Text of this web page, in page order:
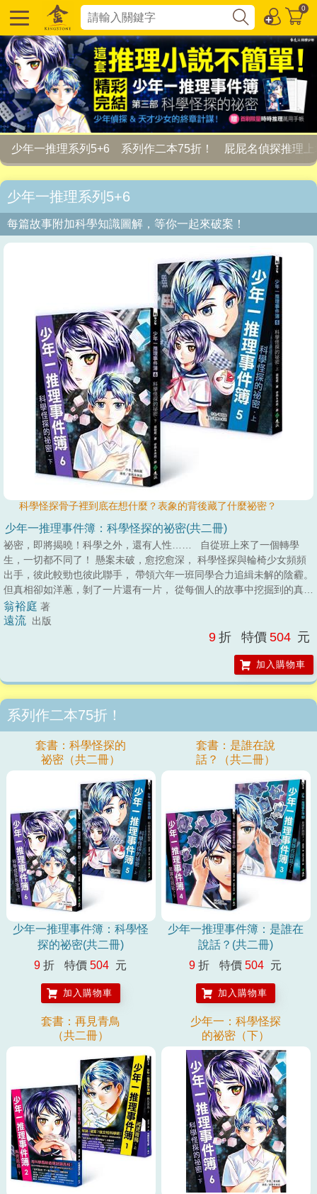
0
少年一推理系列5+6 系列作二本75折！ 屁屁名偵探推理
少年一推理系列5+6
每篇故事附加科學知識圖解，等你一起來破案！
科學怪探骨子裡到底在想什麼？表象的背後藏了什麼祕密？
少年一推理事件簿：科學怪探的祕密(共二冊)
祕密，即將揭曉！科學之外，還有人性…… 自從班上來了一個轉學
生，一切都不同了！ 懸案未破，愈挖愈深， 科學怪探與輪椅少女頻頻
出手，彼此較勁也彼此聯手， 帶領六年一班同學合力追緝未解的陰霾。
但真相卻如洋蔥，剝了一片還有一片， 從每個人的故事中挖掘到的真相
不停在變動。 而始終冷靜如一的黃宗一，身上的神祕感卻日漸深濃，
科學怪探骨子裡到底在想什麼？表象的背後藏了什麼祕密？ 故事轉折又
眼前！ ★ 每篇故事附加科學知識圖解，等你一起來破案！ 《少年一
片，形成獨特的閱讀經驗，讓讀者能在動腦推理的刺激中，連帶體悟科
學精神、學習科學知識，並跟著故事裡的角色成長。 故事以六年一班
的轉學生黃宗一為主角，此人個性有原則，是個「對稱控」兼「科學
狂」，也因為太有個性，初到新學校就引起眾人譁然。但他憑藉著優秀
的科學才能，破解了一個又一個各說各話的謎團、案件，形象也從目中
無人的白目，一躍而成有點帥又讓人安心的「科學怪探」…… 讀者能
從劇情中明白案件的邏輯、運用到的科學知識，既燒腦又過癮。每書六
至七個單元，每單元附加「破案之鑰」專欄，以淺顯易懂的圖文，進一
步解說該篇章裡的破案關鍵科學概念。 【套書贈品．首批限量】
★★★ 時時推理 萬用手帳 ★★★ ──時時記錄．思考真相── ★精
選《少年一推理事件簿》內頁圖文 ★鐵粉專屬贈品，開本精巧好攜帶！
★走到哪，寫到哪，養成有如黃宗一和隋雲的破案鷹眼！ ｜規格｜ 全
彩封面、A5尺寸、內頁單色64頁、騎馬釘裝幀 含12幅跨頁萬用月曆，
自填自寫，及4mm方格筆記約40頁 跨界推薦 王意中｜臨床心理師
林彥佑｜高雄林園國小教師 花梅真｜臺北市明德國小教師 陳品皓｜米
露谷心理治療所策略長 傅宓慧｜桃園龍星國小圖書館閱讀推動教師 蕭
俊傑｜科學X博士、科展專業指導講師 （依姓氏筆畫排序） 推理，離
不開人性的覺察與掌握。每一個細微的線索，都暗藏著可能的答案，需
兒童和青少年學習察言觀色、解讀人心、同理對方感受的好作品。透過
故事的鋪陳，讓孩子可以跳脫固著的思考，喚起自己掌握人事物的訣
竅。——王意中｜臨床心理師 這套書的特色在於，不只是文字式的小
說閱讀，還增添了「科學知識的破案之鑰」，這樣知識型、推理型、文
學型兼具的小說，同時考驗著孩子的智慧與閱讀能力。尤其現在教育重
視「素養」，在在考驗孩子跨領域、文圖共構的閱讀力，這套書，確實
可以擔任典型的基礎培力素材。——林彥佑｜高雄林園國小教師 這套
書，每一本都有幾個小故事，每篇故事在劇情之中鋪陳了層層的推理練
習、邏輯思考，謎底揭曉之後還有「破案之鑰」說明科學知識。內文雖
然沒有注音，但用字遣詞淺顯易懂，而且故事背景以校園生活為主，相
信可以引起孩子的興趣。——花梅真｜臺北市明德國小教師 如果家中
有對科學領域感到興趣的孩子，這系列作品可以輕易滿足他對知識的探
索，同時在無形中累積科學素養、閱讀素養。 如果孩子對於體制內的科
學學習感到困難，這系列以懸疑推理作為書寫主調的小說，將以故事帶
翁裕庭 著
遠流 出版
9 折 特價 504 元
加入購物車
系列作二本75折！
套書：科學怪探的
祕密（共二冊）
少年一推理事件簿：科學怪
探的祕密(共二冊)
9 折 特價 504 元
加入購物車
套書：是誰在說
話？（共二冊）
少年一推理事件簿：是誰在
說話？(共二冊)
9 折 特價 504 元
加入購物車
套書：再見青鳥
（共二冊）
少年一：科學怪探
的祕密（下）